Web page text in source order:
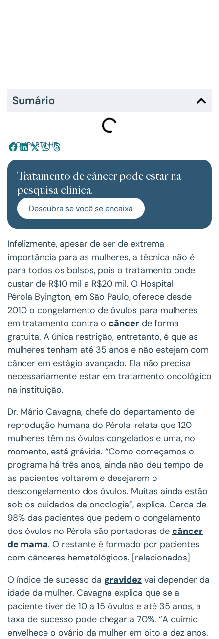
Sumário
COMPARTILHE:
Tratamento de câncer pode estar na
pesquisa clínica.
Descubra se você se encaixa
Infelizmente, apesar de ser de extrema
importância para as mulheres, a técnica não é
para todos os bolsos, pois o tratamento pode
custar de R$10 mil a R$20 mil. O Hospital
Pérola Byington, em São Paulo, oferece desde
2010 o congelamento de óvulos para mulheres
em tratamento contra o câncer de forma
gratuita. A única restrição, entretanto, é que as
mulheres tenham até 35 anos e não estejam com
câncer em estágio avançado. Ela não precisa
necessariamente estar em tratamento oncológico
na instituição.
Dr. Mário Cavagna, chefe do departamento de
reprodução humana do Pérola, relata que 120
mulheres têm os óvulos congelados e uma, no
momento, está grávida. “Como começamos o
programa há três anos, ainda não deu tempo de
as pacientes voltarem e desejarem o
descongelamento dos óvulos. Muitas ainda estão
sob os cuidados da oncologia”, explica. Cerca de
98% das pacientes que pedem o congelamento
dos óvulos no Pérola são portadoras de câncer
de mama. O restante é formado por pacientes
com cânceres hematológicos. [relacionados]
O índice de sucesso da gravidez vai depender da
idade da mulher. Cavagna explica que se a
paciente tiver de 10 a 15 óvulos e até 35 anos, a
taxa de sucesso pode chegar a 70%. “A químio
envelhece o ovário da mulher em oito a dez anos.